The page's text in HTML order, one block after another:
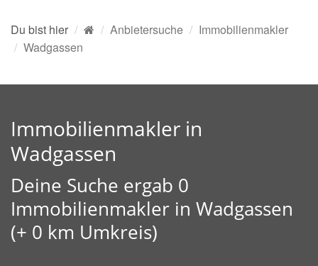
Du bist hier Anbietersuche
Immobilienmakler
Wadgassen
Immobilienmakler in
Wadgassen
Deine Suche ergab 0
Immobilienmakler in Wadgassen
(+ 0 km Umkreis)